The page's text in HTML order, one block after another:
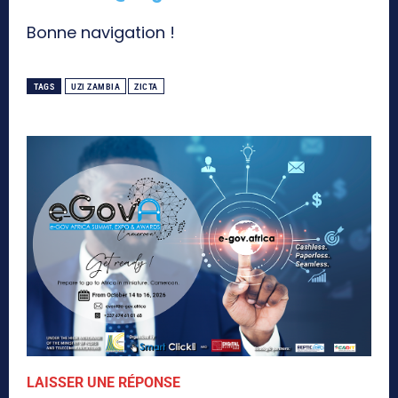
Bonne navigation !
TAGS UZI ZAMBIA ZICTA
LAISSER UNE RÉPONSE